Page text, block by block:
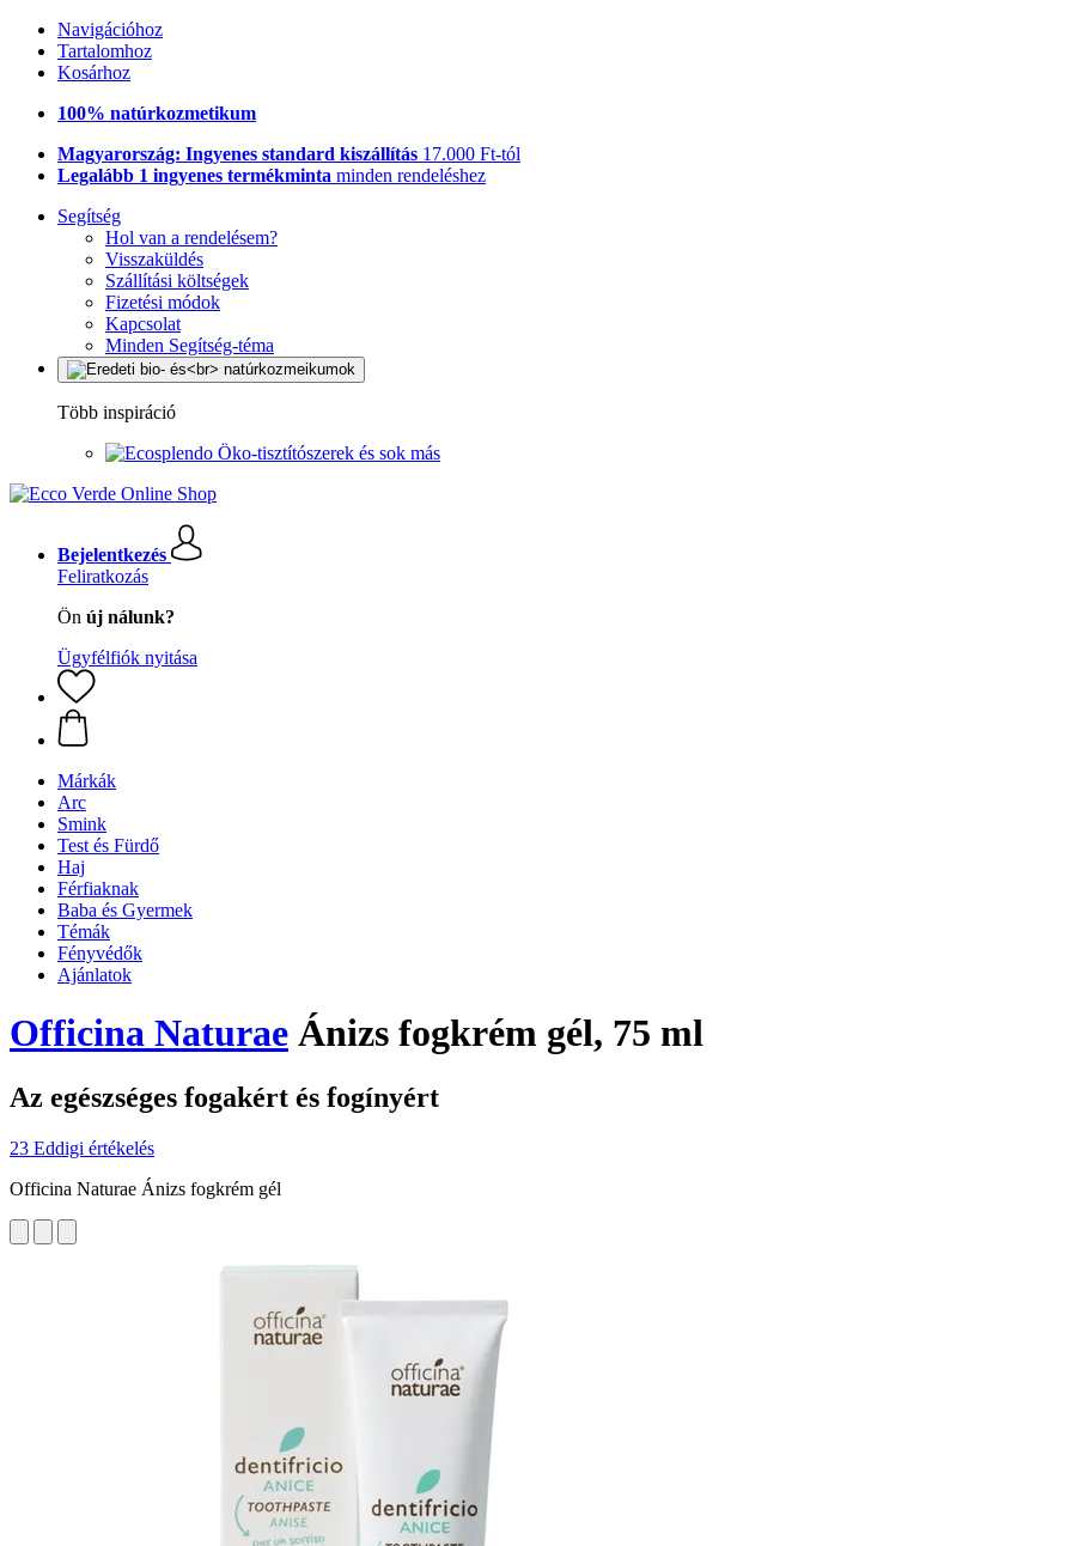
Navigációhoz
Tartalomhoz
Kosárhoz
100% natúrkozmetikum
Magyarország: Ingyenes standard kiszállítás 17.000 Ft-tól
Legalább 1 ingyenes termékminta minden rendeléshez
Segítség
Hol van a rendelésem?
Visszaküldés
Szállítási költségek
Fizetési módok
Kapcsolat
Minden Segítség-téma
Több inspiráció
Öko-tisztítószerek és sok más
Bejelentkezés
Feliratkozás
Ön új nálunk?
Ügyfélfiók nyitása
Márkák
Arc
Smink
Test és Fürdő
Haj
Férfiaknak
Baba és Gyermek
Témák
Fényvédők
Ajánlatok
Officina Naturae Ánizs fogkrém gél, 75 ml
Az egészséges fogakért és fogínyért
23 Eddigi értékelés
Officina Naturae Ánizs fogkrém gél